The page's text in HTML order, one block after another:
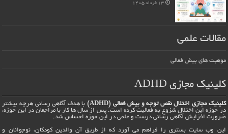
13 خرداد 1405
مقالات علمی
موهبت های بیش فعالی
کلینیک مجازی ADHD
کلینیک مجازی اختلال نقص توجه و بیش فعالی (ADHD)
با هدف آگاهی رسانی هرچه بیشتر
در حوزه این اختلال شزوع به فعالیت کرده است. پس از سال ها کار با مراجعان در این حوزه،
ضرورت افزایش آگاهی رسانی درست و علمی در این حوزه احساس شد.
این وب سایت بستری را فراهم می آورد که از طریق آن والدین کودکان، نوجوانان و